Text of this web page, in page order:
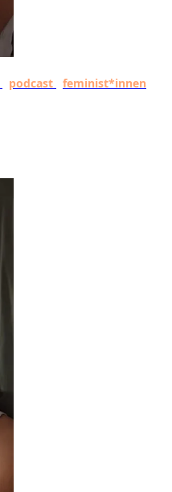
podcast feminist*innen